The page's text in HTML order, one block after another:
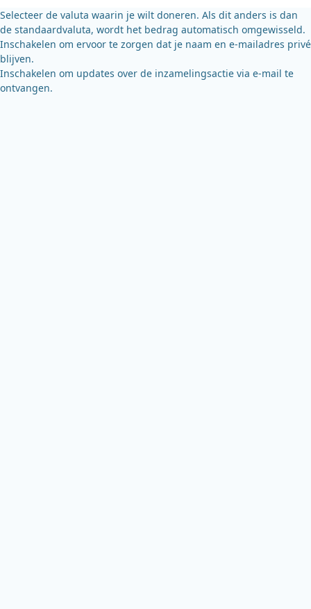
k
Selecteer de valuta waarin je wilt doneren. Als dit anders is dan
de standaardvaluta, wordt het bedrag automatisch omgewisseld.
Inschakelen om ervoor te zorgen dat je naam en e-mailadres privé
blijven.
Inschakelen om updates over de inzamelingsactie via e-mail te
ontvangen.